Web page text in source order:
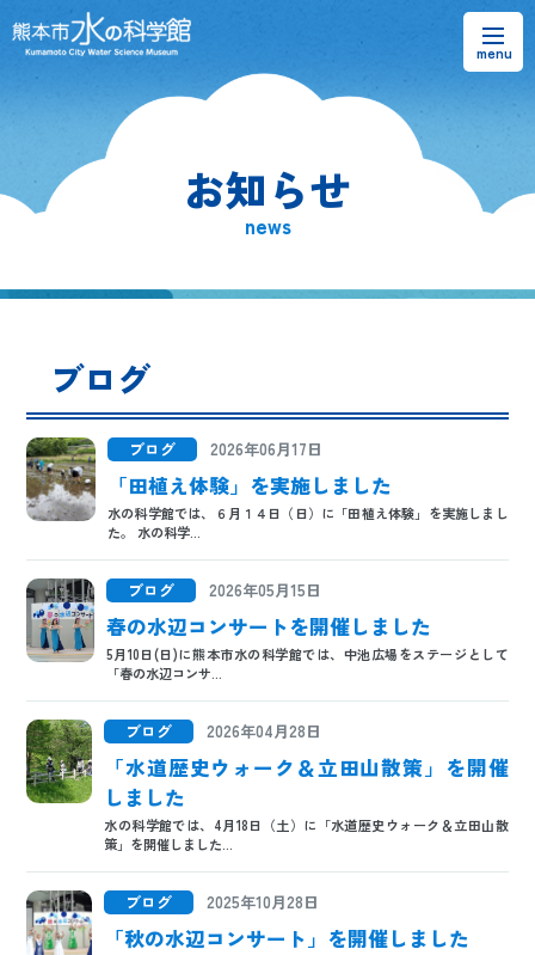
熊本市水の科学館とは
お問い合わせ
お知らせ
news
ブログ
ブログ 2026年06月17日
「田植え体験」を実施しました
水の科学館では、６月１４日（日）に「田植え体験」を実施しまし
た。 水の科学...
ブログ 2026年05月15日
春の水辺コンサートを開催しました
5月10日(日)に熊本市水の科学館では、中池広場をステージとして
「春の水辺コンサ...
ブログ 2026年04月28日
「水道歴史ウォーク＆立田山散策」を開催
しました
水の科学館では、4月18日（土）に「水道歴史ウォーク＆立田山散
策」を開催しました...
ブログ 2025年10月28日
「秋の水辺コンサート」を開催しました